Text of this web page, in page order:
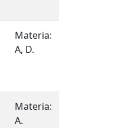
Materia:
A, D.
Materia:
A.